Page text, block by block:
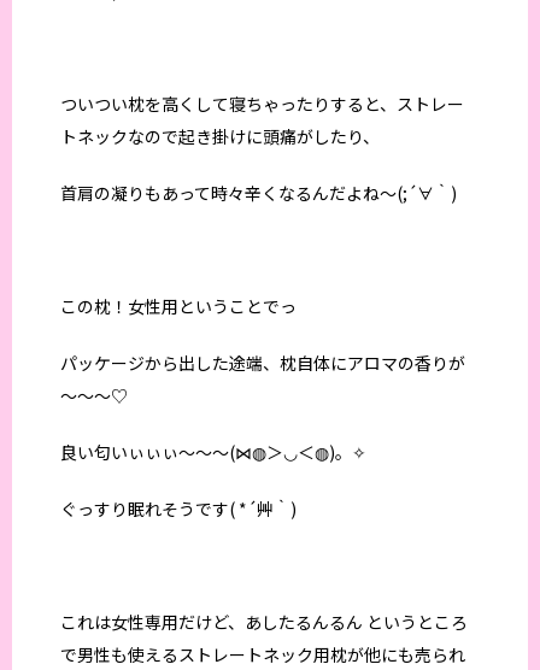
ついつい枕を高くして寝ちゃったりすると、ストレー
トネックなので起き掛けに頭痛がしたり、
首肩の凝りもあって時々辛くなるんだよね～(;´∀｀)
この枕！女性用ということでっ
パッケージから出した途端、枕自体にアロマの香りが
～～～♡
良い匂いぃぃぃ～～～(⋈◍＞◡＜◍)。✧
ぐっすり眠れそうです( *´艸｀)
これは女性専用だけど、あしたるんるん というところ
で男性も使えるストレートネック用枕が他にも売られ